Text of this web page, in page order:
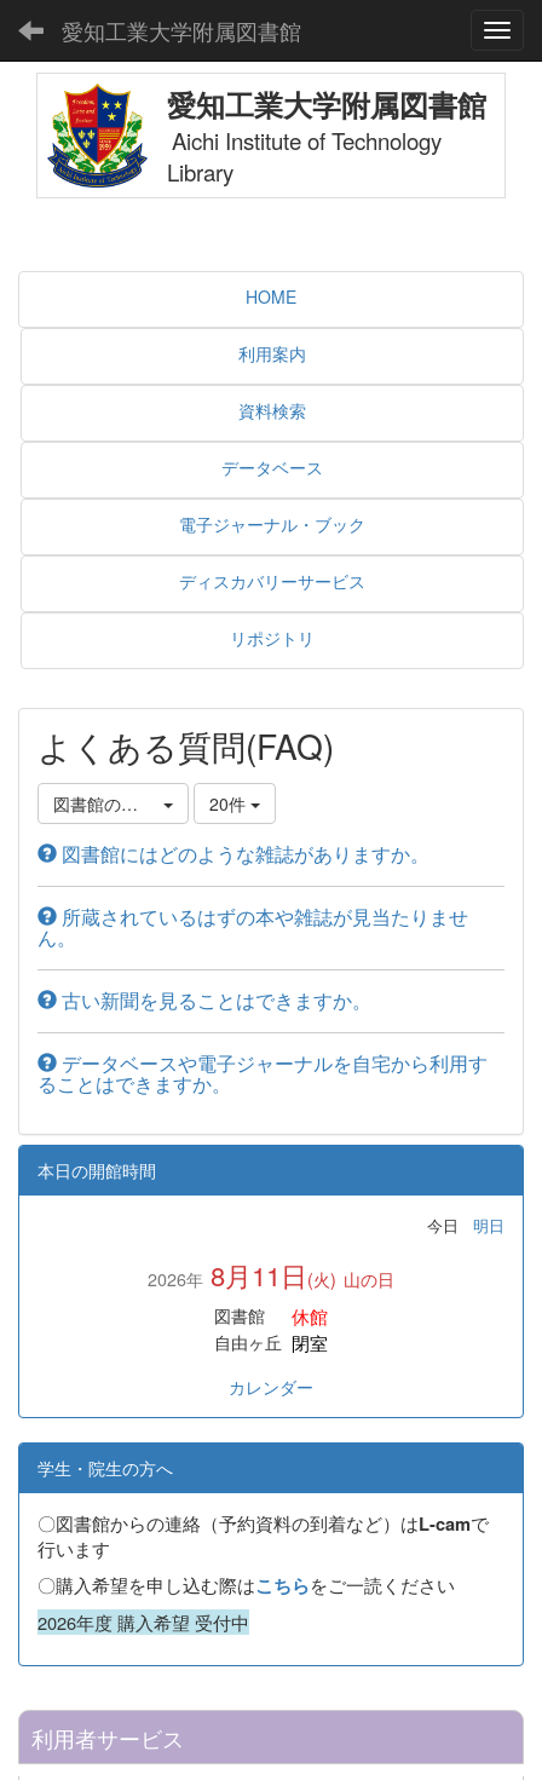
愛知工業大学附属図書館
愛知工業大学附属図書館
Aichi Institute of Technology
Library
HOME
利用案内
資料検索
データベース
電子ジャーナル・ブック
ディスカバリーサービス
リポジトリ
よくある質問(FAQ)
図書館の資料について20件
図書館にはどのような雑誌がありますか。
所蔵されているはずの本や雑誌が見当たりませ
ん。
古い新聞を見ることはできますか。
データベースや電子ジャーナルを自宅から利用す
ることはできますか。
本日の開館時間
今日 明日
2026年 8月11日 (火) 山の日
図書館
休館
自由ヶ丘 閉室
カレンダー
学生・院生の方へ
〇図書館からの連絡（予約資料の到着など）はL-camで
行います
〇購入希望を申し込む際はこちらをご一読ください
2026年度 購入希望 受付中
利用者サービス